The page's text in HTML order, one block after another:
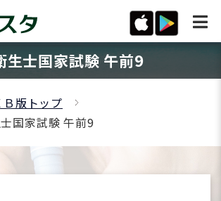
生士国家試験 午前9
Ｂ版トップ
国家試験 午前9